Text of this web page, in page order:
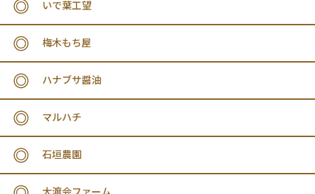
いで葉工望
梅木もち屋
ハナブサ醤油
マルハチ
石垣農園